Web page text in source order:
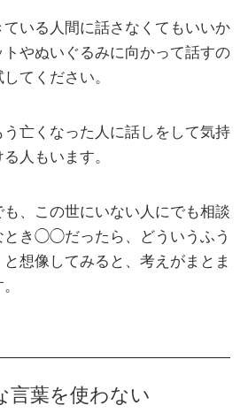
いる人間に話さなくてもいいか
トやぬいぐるみに向かって話すの
てください。
亡くなった人に話しをして気持
人もいます。
、この世にいない人にでも相談
とき◯◯だったら、どういうふう
想像してみると、考えがまとま
言葉を使わない